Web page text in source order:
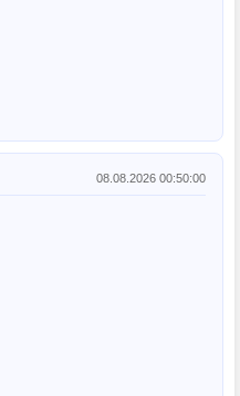
08.08.2026 00:50:00